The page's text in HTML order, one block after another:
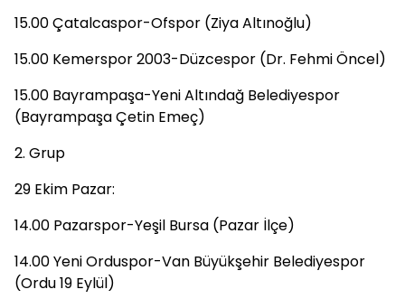
15.00 Çatalcaspor-Ofspor (Ziya Altınoğlu)
15.00 Kemerspor 2003-Düzcespor (Dr. Fehmi Öncel)
15.00 Bayrampaşa-Yeni Altındağ Belediyespor
(Bayrampaşa Çetin Emeç)
2. Grup
29 Ekim Pazar:
14.00 Pazarspor-Yeşil Bursa (Pazar İlçe)
14.00 Yeni Orduspor-Van Büyükşehir Belediyespor
(Ordu 19 Eylül)